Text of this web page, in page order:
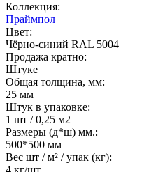
Коллекция:
Праймпол
Цвет:
Чёрно-синий RAL 5004
Продажа кратно:
Штуке
Общая толщина, мм:
25 мм
Штук в упаковке:
1 шт / 0,25 м2
Размеры (д*ш) мм.:
500*500 мм
Вес шт / м² / упак (кг):